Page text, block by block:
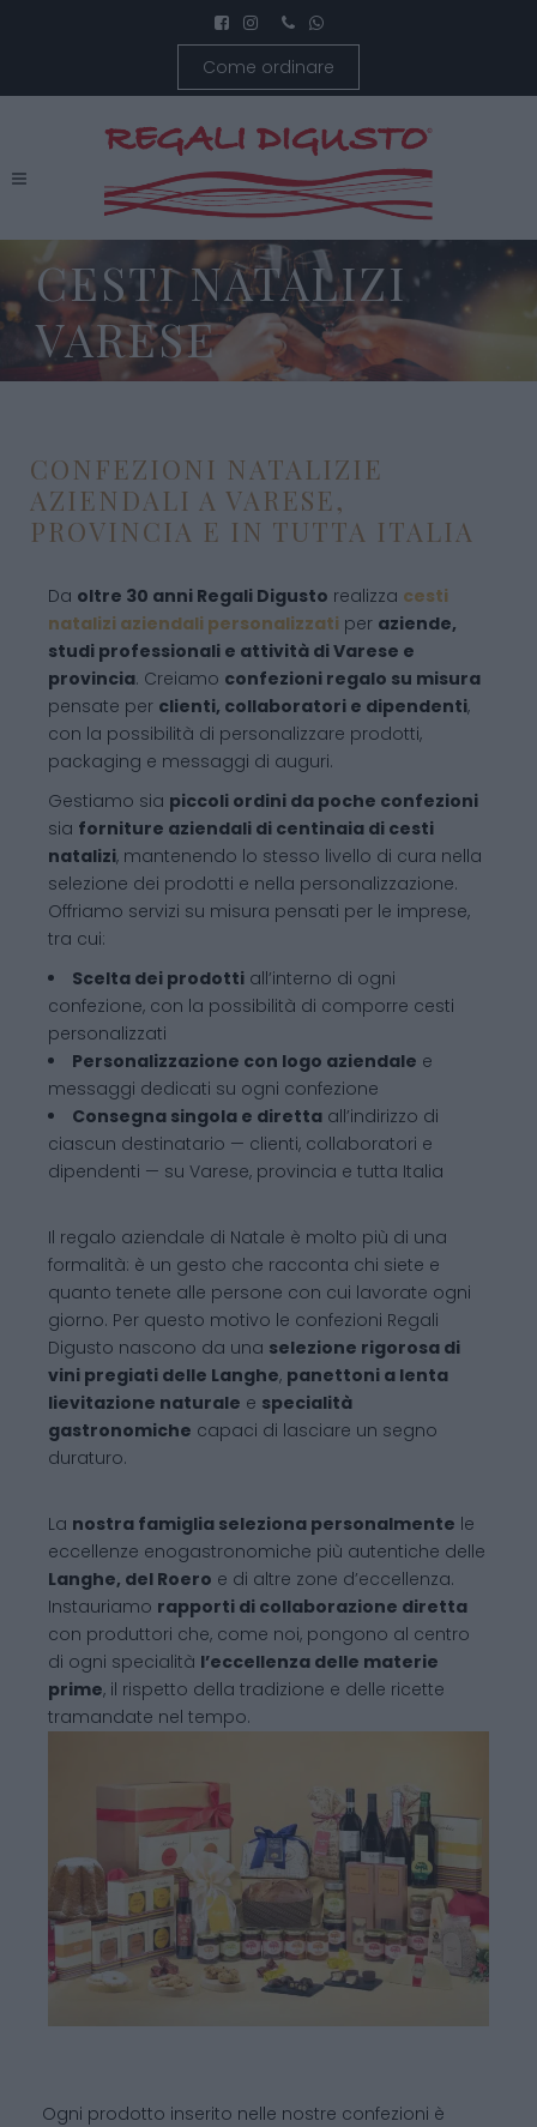
Come ordinare
CESTI NATALIZI
VARESE
CONFEZIONI NATALIZIE
AZIENDALI A VARESE,
PROVINCIA E IN TUTTA ITALIA
Da oltre 30 anni Regali Digusto realizza cesti
natalizi aziendali personalizzati per aziende,
studi professionali e attività di Varese e
provincia. Creiamo confezioni regalo su misura
pensate per clienti, collaboratori e dipendenti,
con la possibilità di personalizzare prodotti,
packaging e messaggi di auguri.
Gestiamo sia piccoli ordini da poche confezioni
sia forniture aziendali di centinaia di cesti
natalizi, mantenendo lo stesso livello di cura nella
selezione dei prodotti e nella personalizzazione.
Offriamo servizi su misura pensati per le imprese,
tra cui:
Scelta dei prodotti all’interno di ogni
confezione, con la possibilità di comporre cesti
personalizzati
Personalizzazione con logo aziendale e
messaggi dedicati su ogni confezione
Consegna singola e diretta all’indirizzo di
ciascun destinatario — clienti, collaboratori e
dipendenti — su Varese, provincia e tutta Italia
Il regalo aziendale di Natale è molto più di una
formalità: è un gesto che racconta chi siete e
quanto tenete alle persone con cui lavorate ogni
giorno. Per questo motivo le confezioni Regali
Digusto nascono da una selezione rigorosa di
vini pregiati delle Langhe, panettoni a lenta
lievitazione naturale e specialità
gastronomiche capaci di lasciare un segno
duraturo.
La nostra famiglia seleziona personalmente le
eccellenze enogastronomiche più autentiche delle
Langhe, del Roero e di altre zone d’eccellenza.
Instauriamo rapporti di collaborazione diretta
con produttori che, come noi, pongono al centro
di ogni specialità l’eccellenza delle materie
prime, il rispetto della tradizione e delle ricette
tramandate nel tempo.
Ogni prodotto inserito nelle nostre confezioni è